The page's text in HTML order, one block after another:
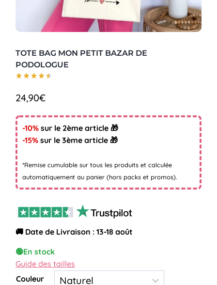
TOTE BAG MON PETIT BAZAR DE
PODOLOGUE
24,90€
-10% sur le 2ème article 🎁
-15% sur le 3ème article 🎁
*Remise cumulable sur tous les produits et calculée
automatiquement au panier (hors packs et promos).
🚚 Date de Livraison : 13-18 août
🟢En stock
Guide des tailles
Couleur